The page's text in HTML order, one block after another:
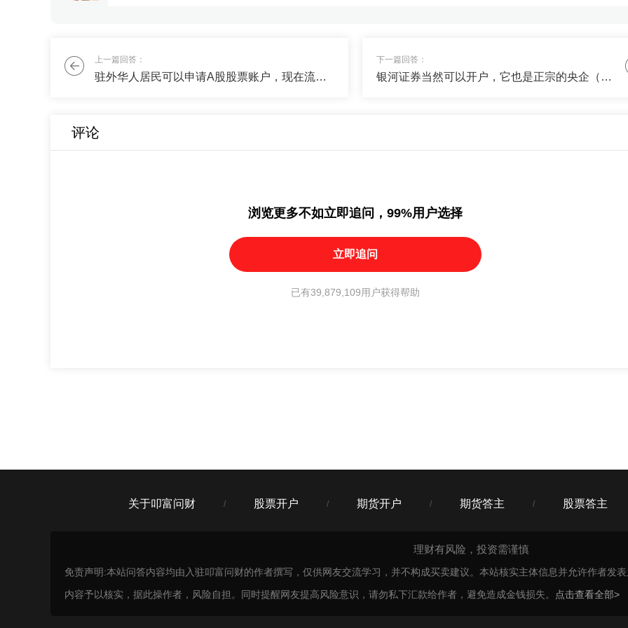
跟刚才的群友一样，还是需要70%的稳定增值的钱+30%搏高收益，我私信你了，看下配置单~
上一篇回答：
驻外华人居民可以申请A股股票账户，现在流程已经比较成熟了。如果是中国国籍（持有中国身份证），即使长期驻外，也可以用国内身份证正常线上开户，跟国内居民完全一样，10分钟搞定。如果已经移居海外且注销...
下一篇回答：
银河证券当然可以开户，它也是正宗的央企（国企）。银河证券的全称是中国银河证券股份有限公司，实际控制人是中央汇金投资有限责任公司，属于国务院批准设立的国有独资投资机构，所以银河证券是根正...
评论
浏览更多不如立即追问，99%用户选择
立即追问
已有39,879,109用户获得帮助
关于叩富问财 / 股票开户 / 期货开户 / 期货答主 / 股票答主
理财有风险，投资需谨慎
免责声明:本站问答内容均由入驻叩富问财的作者撰写，仅供网友交流学习，并不构成买卖建议。本站核实主体信息并允许作者发
内容予以核实，据此操作者，风险自担。同时提醒网友提高风险意识，请勿私下汇款给作者，避免造成金钱损失。
点击查看全部>